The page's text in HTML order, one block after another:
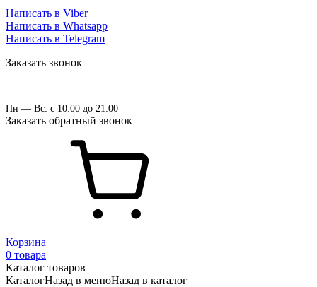
Написать в Viber
Написать в Whatsapp
Написать в Telegram
Заказать звонок
Пн — Вс: с 10:00 до 21:00
Заказать обратный звонок
Корзина
0 товара
Каталог товаров
КаталогНазад в менюНазад в каталог